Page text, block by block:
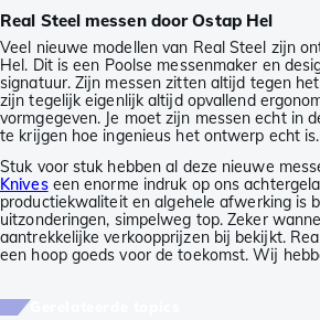
Real Steel messen door Ostap Hel
Veel nieuwe modellen van Real Steel zijn
Hel. Dit is een Poolse messenmaker en
signatuur. Zijn messen zitten altijd tegen
zijn tegelijk eigenlijk altijd opvallend
vormgegeven. Je moet zijn messen echt in
te krijgen hoe ingenieus het ontwerp echt is.
Stuk voor stuk hebben al deze nieuwe
Kniveseen enorme indruk op ons
productiekwaliteit en algehele afwerking is
uitzonderingen, simpelweg top. Zeker
aantrekkelijke verkoopprijzen bij bekijkt.
een hoop goeds voor de toekomst. Wij